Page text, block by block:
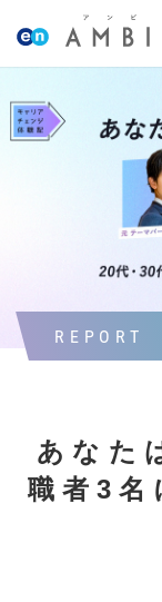
REPORT
あなた
職者3名